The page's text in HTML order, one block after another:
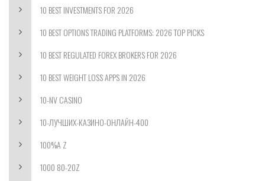
10 BEST INVESTMENTS FOR 2026
10 BEST OPTIONS TRADING PLATFORMS: 2026 TOP PICKS
10 BEST REGULATED FOREX BROKERS FOR 2026
10 BEST WEIGHT LOSS APPS IN 2026
10-NV CASINO
10-ЛУЧШИХ-КАЗИНО-ОНЛАЙН-400
100%A Z
1000 80-20Z